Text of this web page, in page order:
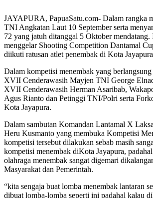
JAYAPURA, PapuaSatu.com- Dalam rangka
TNI Angkatan Laut 10 September serta
72 yang jatuh ditanggal 5 Oktober mendatang.
menggelar Shooting Competition Dantamal
diikuti ratusan atlet penembak di Kota
Dalam kompetisi menembak yang
XVII Cenderawasih Mayjen TNI George
XVII Cenderawasih Herman Asaribab,
Agus Rianto dan Petinggi TNI/Polri serta
Kota Jayapura.
Dalam sambutan Komandan Lantamal X
Heru Kusmanto yang membuka Kompetisi
kompetisi tersebut dilakukan sebab masih
kompetisi menembak diKota Jayapura,
olahraga menembak sangat digemari
Masyarakat dan Pemerintah.
“kita sengaja buat lomba menembak lantaran
dibuat lomba-lomba seperti ini padahal kalau